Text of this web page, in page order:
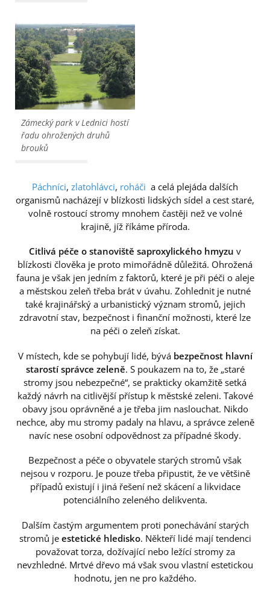
Zámecký park v Lednici hostí
řadu ohrožených druhů
brouků
Páchníci, zlatohlávci, roháči a celá plejáda dalších
organismů nacházejí v blízkosti lidských sídel a cest staré,
volně rostoucí stromy mnohem častěji než ve volné
krajině, jíž říkáme příroda.
Citlivá péče o stanoviště saproxylického hmyzu v
blízkosti člověka je proto mimořádně důležitá. Ohrožená
fauna je však jen jedním z faktorů, které je při péči o aleje
a městskou zeleň třeba brát v úvahu. Zohlednit je nutné
také krajinářský a urbanistický význam stromů, jejich
zdravotní stav, bezpečnost i finanční možnosti, které lze
na péči o zeleň získat.
V místech, kde se pohybují lidé, bývá bezpečnost hlavní
starostí správce zeleně. S poukazem na to, že „staré
stromy jsou nebezpečné“, se prakticky okamžitě setká
každý návrh na citlivější přístup k městské zeleni. Takové
obavy jsou oprávněné a je třeba jim naslouchat. Nikdo
nechce, aby mu stromy padaly na hlavu, a správce zeleně
navíc nese osobní odpovědnost za případné škody.
Bezpečnost a péče o obyvatele starých stromů však
nejsou v rozporu. Je pouze třeba připustit, že ve většině
případů existují i jiná řešení než skácení a likvidace
potenciálního zeleného delikventa.
Dalším častým argumentem proti ponechávání starých
stromů je estetické hledisko. Někteří lidé mají tendenci
považovat torza, dožívající nebo ležící stromy za
nevzhledné. Mrtvé dřevo má však svou vlastní estetickou
hodnotu, jen ne pro každého.